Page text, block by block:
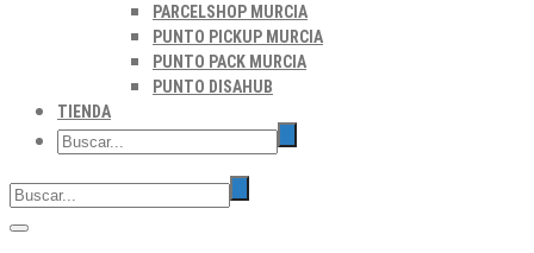
PARCELSHOP MURCIA
PUNTO PICKUP MURCIA
PUNTO PACK MURCIA
PUNTO DISAHUB
TIENDA